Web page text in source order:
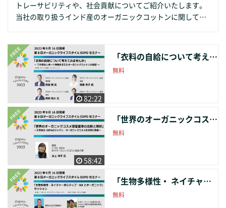
ら、また事業者からもお話しをいただきます。 第3部ではト
ークセッションとして「地域再生と自治体の目指すまちづく
視点でご意見をいただきながらご登壇いただき未来に向けて
の街づくりを語り合っていただきます。 このように3部構成
で各自治体の皆さまからのご意見を参考にオーガニックビレ
ッジの推進、全国の山村地域の発展に向けて開催いたしま
トレーサビリティや、社会貢献についてご紹介いたします。
当社の取り扱うインド産のオーガニックコットンに関して、
について、皆様からのご意見・質問もお伺いしながらトーク
セッションを行います。 セミナー後半は、当社が理事として
参画している一般財団法人 PEACE BY PEACE COTTON（PB
P）の、インド産のオーガニックコットンを使用した製品に
基金を付けて販売し、インドの綿農家の有機農法への転換支
援と子供たちの就学・奨学支援を行う取り組みについて紹介
させていただきます。 参加者の皆様には、セミナー内容に関
連する資料の配布、また、当社ブースでも販売予定の有機栽
培で育てられたコーヒー豆を使用したオリジナルローストの
「YAGIthical Coffee」のプレゼントもございますので、是非
ご参加ください。 Part1「Cotton iD」 1.オーガニックコット
ン認証の仕組みとその複雑さ 2.Cotton iD の仕組みとその特
徴 3.当社が Cotton iD をスタートした理由と今後 4.質疑応答
Part2「PBP コットン財団での活動」 1.PBP と当社との関わ
82:22
「衣料の自給について考えてみませんか」 〜ワタ畑からのLIVE中継を交えたオーガニックコットンのお話〜
無料
58:42
「世界のオーガニックコスメ認証基準の比較と現状」 〜天然成分１００％のジャパン・ オーガニックコスメを世界に発信〜
無料
「生物多様性・ ネイチャーポジティブ・ NXとオーガニック」 セッション
無料